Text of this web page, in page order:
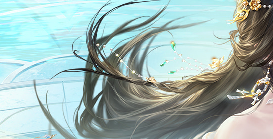
公告
活动
最新活动
文曲答题
技能模拟器
阵灵模拟器